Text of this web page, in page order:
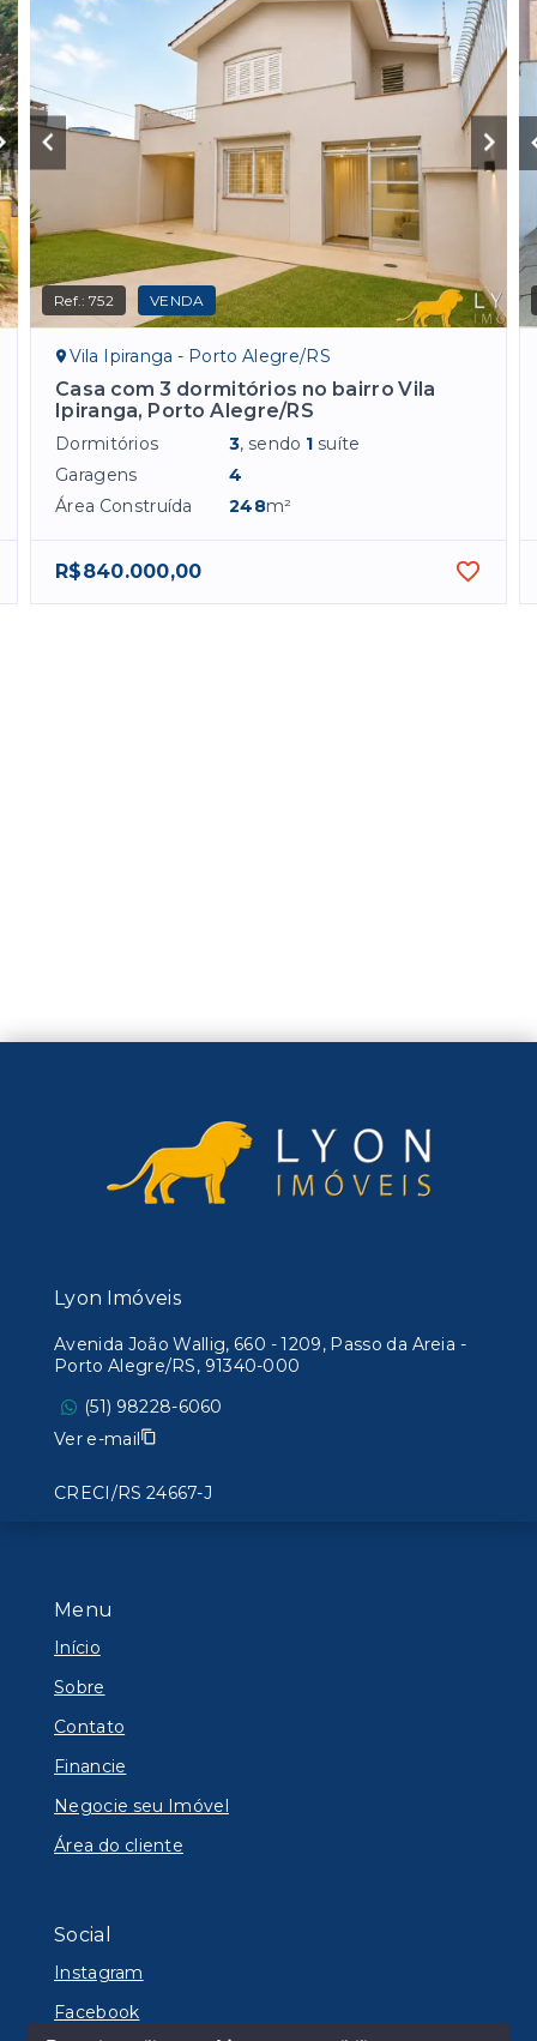
Ref.:752 VENDA
Vila Ipiranga - Porto Alegre/RS
Casa com 3 dormitórios no bairro Vila
Ipiranga, Porto Alegre/RS
Dormitórios 3, sendo 1 suíte
Garagens
4
Área Construída
248m²
R$840.000,00
Menu
Início
Sobre
Contato
Financie
Negocie seu Imóvel
Área do cliente
Social
Instagram
Facebook
Lyon Imóveis
Avenida João Wallig, 660 - 1209, Passo da Areia -
Porto Alegre/RS, 91340-000
(51) 98228-6060
Ver e-mail
CRECI/RS 24667-J